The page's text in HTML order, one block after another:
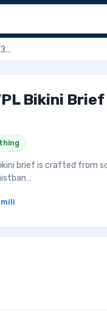
Bikini
brief is crafted